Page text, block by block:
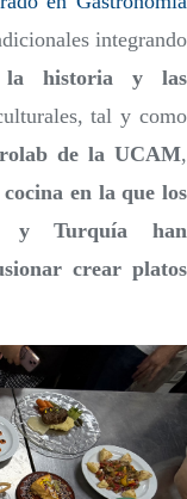
integrando
la historia y las
tal y como
de la UCAM,
cocina en la que los
y Turquía han
crear platos